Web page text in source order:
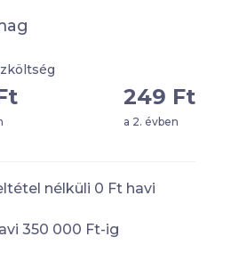
249 Ft
a 2. évben
nélküli 0 Ft havi
350 000 Ft-ig